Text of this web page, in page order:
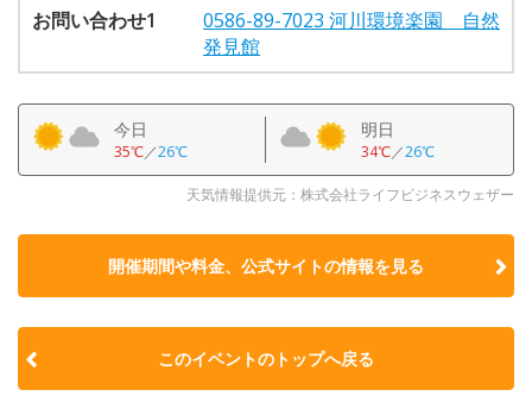
お問い合わせ1
0586-89-7023 河川環境楽園 自然
発見館
今日
35℃／26℃
明日
34℃／26℃
天気情報提供元：株式会社ライフビジネスウェザー
開催期間や料金、公式サイトの情報を見る
このイベントのトップへ戻る